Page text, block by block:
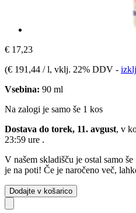
€ 17,23
(€ 191,44 / l, vklj. 22% DDV -
Vsebina: 90 ml
Na zalogi je samo še 1 kos
Dostava do torek, 11. avgust, v
23:59 ure .
V našem skladišču je ostal samo
je na poti! Če je naročeno več,
Dodajte v košarico